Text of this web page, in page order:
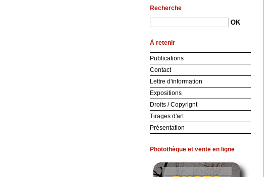
Recherche
À retenir
Publications
Contact
Lettre d'information
Expositions
Droits / Copyrignt
Tirages d'art
Présentation
Photothèque et vente en ligne